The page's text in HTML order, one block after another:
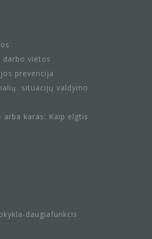
darbo vietos
prevencija
situacijų valdymo
arba karas: Kaip elgtis
daugiafunkcis